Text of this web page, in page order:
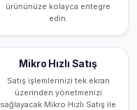
ürününüze kolayca entegre
edin.
Mikro Hızlı Satış
Satış işlemlerinizi tek ekran
üzerinden yönetmenizi
sağlayacak Mikro Hızlı Satış ile